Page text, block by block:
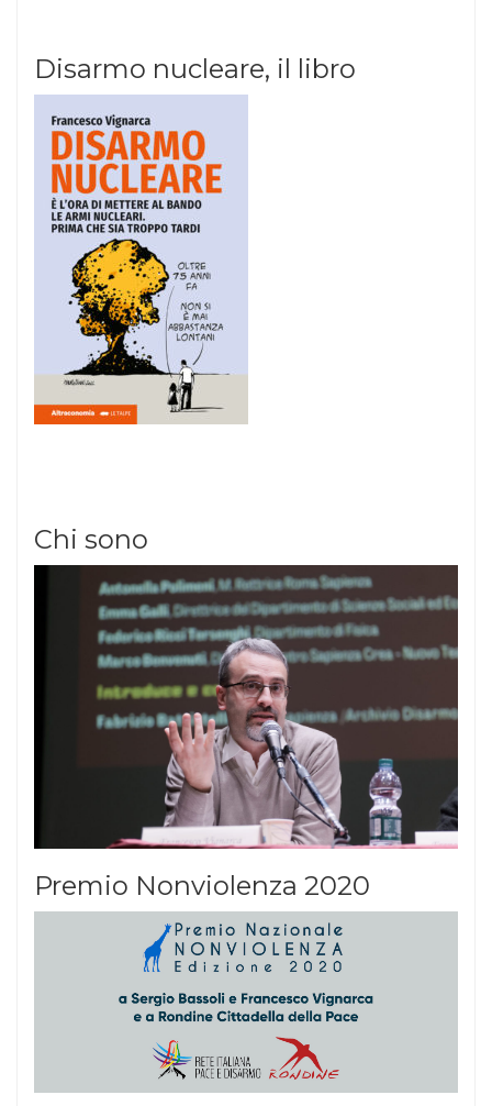
Disarmo nucleare, il libro
Chi sono
Premio Nonviolenza 2020